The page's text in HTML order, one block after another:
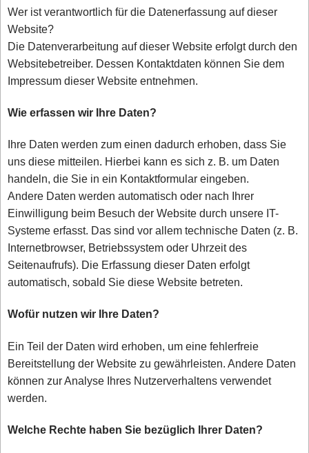
Wer ist verantwortlich für die Datenerfassung auf dieser
Website?
Die Datenverarbeitung auf dieser Website erfolgt durch den
Websitebetreiber. Dessen Kontaktdaten können Sie dem
Impressum dieser Website entnehmen.
Wie erfassen wir Ihre Daten?
Ihre Daten werden zum einen dadurch erhoben, dass Sie
uns diese mitteilen. Hierbei kann es sich z. B. um Daten
handeln, die Sie in ein Kontaktformular eingeben.
Andere Daten werden automatisch oder nach Ihrer
Einwilligung beim Besuch der Website durch unsere IT-
Systeme erfasst. Das sind vor allem technische Daten (z. B.
Internetbrowser, Betriebssystem oder Uhrzeit des
Seitenaufrufs). Die Erfassung dieser Daten erfolgt
automatisch, sobald Sie diese Website betreten.
Wofür nutzen wir Ihre Daten?
Ein Teil der Daten wird erhoben, um eine fehlerfreie
Bereitstellung der Website zu gewährleisten. Andere Daten
können zur Analyse Ihres Nutzerverhaltens verwendet
werden.
Welche Rechte haben Sie bezüglich Ihrer Daten?